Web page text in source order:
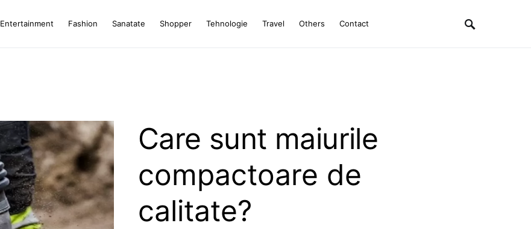
Entertainment Fashion Sanatate Shopper Tehnologie Travel Others Contact
Care sunt maiurile
compactoare de
calitate?